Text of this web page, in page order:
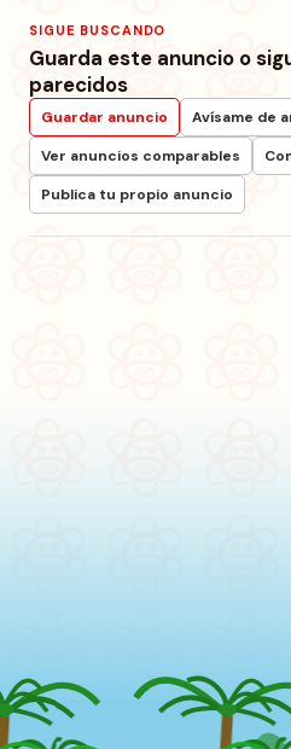
SIGUE BUSCANDO
Guarda este anuncio o
parecidos
Guardar anuncio
Avísame de
Ver anuncios comparables
Publica tu propio anuncio